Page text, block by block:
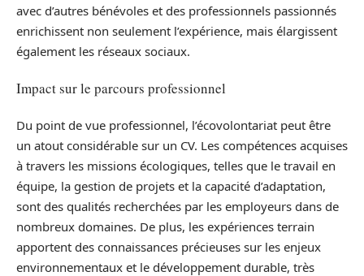
avec d’autres bénévoles et des professionnels passionnés
enrichissent non seulement l’expérience, mais élargissent
également les réseaux sociaux.
Impact sur le parcours professionnel
Du point de vue professionnel, l’écovolontariat peut être
un atout considérable sur un CV. Les compétences acquises
à travers les missions écologiques, telles que le travail en
équipe, la gestion de projets et la capacité d’adaptation,
sont des qualités recherchées par les employeurs dans de
nombreux domaines. De plus, les expériences terrain
apportent des connaissances précieuses sur les enjeux
environnementaux et le développement durable, très